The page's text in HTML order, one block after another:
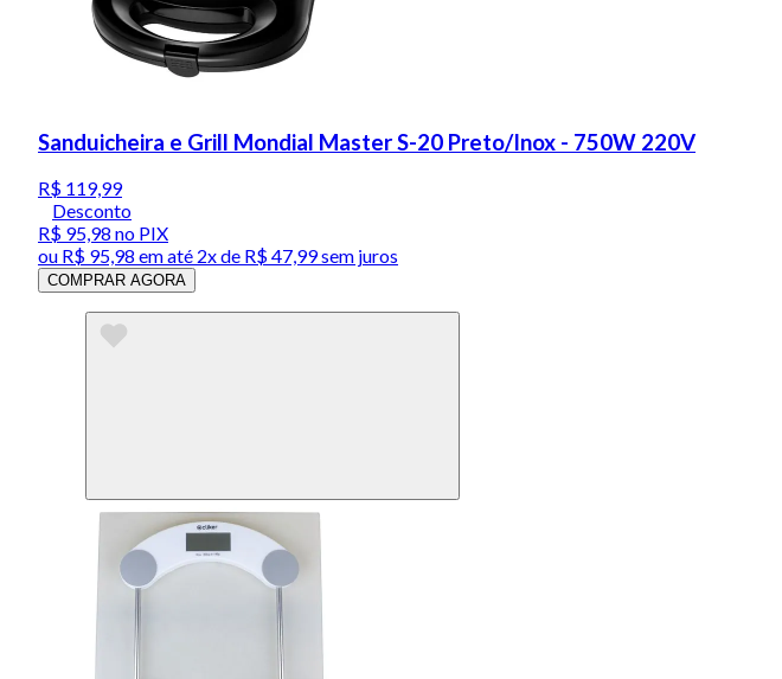
Sanduicheira e Grill Mondial Master S-20 Preto/Inox - 750W 220V
R$ 119,99
Desconto
R$ 95,98 no PIX
ou R$ 95,98 em até 2x de R$ 47,99 sem juros
COMPRAR AGORA